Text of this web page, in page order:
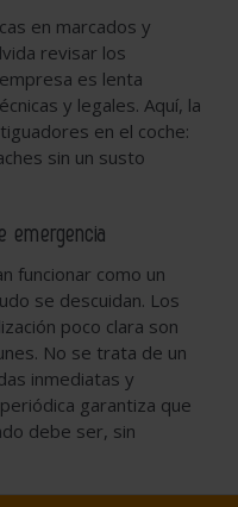
en marcados y
revisar los
es lenta
y legales. Aquí, la
en el coche:
sin un susto
emergencia
funcionar como un
se descuidan. Los
poco clara son
No se trata de un
inmediatas y
garantiza que
debe ser, sin